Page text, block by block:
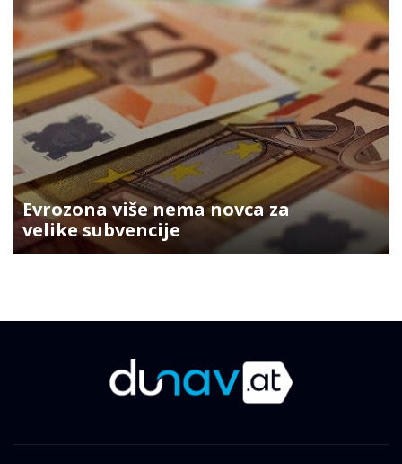
Evrozona više nema novca za
velike subvencije